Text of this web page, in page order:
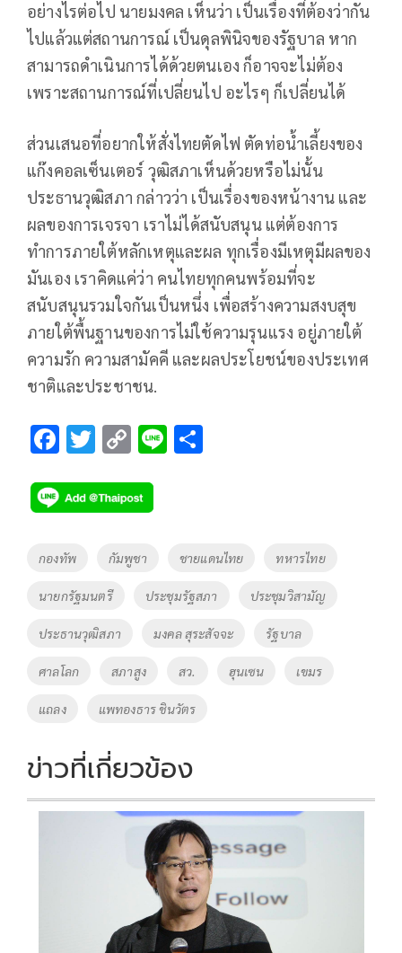
อย่างไรต่อไป นายมงคล เห็นว่า เป็นเรื่องที่ต้องว่ากัน
ไปแล้วแต่สถานการณ์ เป็นดุลพินิจของรัฐบาล หาก
สามารถดำเนินการได้ด้วยตนเอง ก็อาจจะไม่ต้อง
เพราะสถานการณ์ที่เปลี่ยนไป อะไรๆ ก็เปลี่ยนได้
ส่วนเสนอที่อยากให้สั่งไทยตัดไฟ ตัดท่อน้ำเลี้ยงของ
แก๊งคอลเซ็นเตอร์ วุฒิสภาเห็นด้วยหรือไม่นั้น
ประธานวุฒิสภา กล่าวว่า เป็นเรื่องของหน้างาน และ
ผลของการเจรจา เราไม่ได้สนับสนุน แต่ต้องการ
ทำการภายใต้หลักเหตุและผล ทุกเรื่องมีเหตุมีผลของ
มันเอง เราคิดแค่ว่า คนไทยทุกคนพร้อมที่จะ
สนับสนุนรวมใจกันเป็นหนึ่ง เพื่อสร้างความสงบสุข
ภายใต้พื้นฐานของการไม่ใช้ความรุนแรง อยู่ภายใต้
ความรัก ความสามัคคี และผลประโยชน์ของประเทศ
ชาติและประชาชน.
F
e
b
o
o
k
T
tt
er
C
p
y
Li
Li
Tags
กองทัพ กัมพูชา ชายแดนไทย ทหารไทย
นายกรัฐมนตรี ประชุมรัฐสภา ประชุมวิสามัญ
ประธานวุฒิสภา มงคล สุระสัจจะ รัฐบาล
ศาลโลก สภาสูง สว. ฮุนเซน เขมร
แถลง แพทองธาร ชินวัตร
ข่าวที่เกี่ยวข้อง